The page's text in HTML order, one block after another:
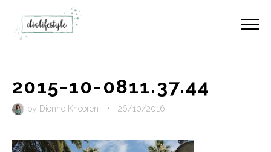
2015-10-0811.37.44
by Dionne Knooren • 26/10/2016